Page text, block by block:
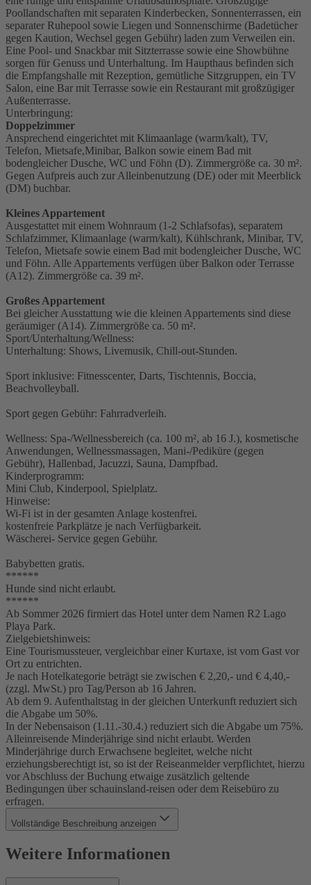
Poollandschaften mit separaten Kinderbecken, Sonnenterrassen, ein
separater Ruhepool sowie Liegen und Sonnenschirme (Badetücher
gegen Kaution, Wechsel gegen Gebühr) laden zum Verweilen ein.
Eine Pool- und Snackbar mit Sitzterrasse sowie eine Showbühne
sorgen für Genuss und Unterhaltung. Im Haupthaus befinden sich
die Empfangshalle mit Rezeption, gemütliche Sitzgruppen, ein TV
Salon, eine Bar mit Terrasse sowie ein Restaurant mit großzügiger
Außenterrasse.
Unterbringung:
Doppelzimmer
Ansprechend eingerichtet mit Klimaanlage (warm/kalt), TV,
Telefon, Mietsafe,Minibar, Balkon sowie einem Bad mit
bodengleicher Dusche, WC und Föhn (D). Zimmergröße ca. 30 m².
Gegen Aufpreis auch zur Alleinbenutzung (DE) oder mit Meerblick
(DM) buchbar.
Kleines Appartement
Ausgestattet mit einem Wohnraum (1-2 Schlafsofas), separatem
Schlafzimmer, Klimaanlage (warm/kalt), Kühlschrank, Minibar, TV,
Telefon, Mietsafe sowie einem Bad mit bodengleicher Dusche, WC
und Föhn. Alle Appartements verfügen über Balkon oder Terrasse
(A12). Zimmergröße ca. 39 m².
Großes Appartement
Bei gleicher Ausstattung wie die kleinen Appartements sind diese
geräumiger (A14). Zimmergröße ca. 50 m².
Sport/Unterhaltung/Wellness:
Unterhaltung: Shows, Livemusik, Chill-out-Stunden.
Sport inklusive: Fitnesscenter, Darts, Tischtennis, Boccia,
Beachvolleyball.
Sport gegen Gebühr: Fahrradverleih.
Wellness: Spa-/Wellnessbereich (ca. 100 m², ab 16 J.), kosmetische
Anwendungen, Wellnessmassagen, Mani-/Pediküre (gegen
Gebühr), Hallenbad, Jacuzzi, Sauna, Dampfbad.
Kinderprogramm:
Mini Club, Kinderpool, Spielplatz.
Hinweise:
Wi-Fi ist in der gesamten Anlage kostenfrei.
kostenfreie Parkplätze je nach Verfügbarkeit.
Wäscherei- Service gegen Gebühr.
Babybetten gratis.
******
Hunde sind nicht erlaubt.
******
Ab Sommer 2026 firmiert das Hotel unter dem Namen R2 Lago
Playa Park.
Zielgebietshinweis:
Eine Tourismussteuer, vergleichbar einer Kurtaxe, ist vom Gast vor
Ort zu entrichten.
Je nach Hotelkategorie beträgt sie zwischen € 2,20,- und € 4,40,-
(zzgl. MwSt.) pro Tag/Person ab 16 Jahren.
Ab dem 9. Aufenthaltstag in der gleichen Unterkunft reduziert sich
die Abgabe um 50%.
In der Nebensaison (1.11.-30.4.) reduziert sich die Abgabe um 75%.
Alleinreisende Minderjährige sind nicht erlaubt. Werden
Minderjährige durch Erwachsene begleitet, welche nicht
erziehungsberechtigt ist, so ist der Reiseanmelder verpflichtet, hierzu
vor Abschluss der Buchung etwaige zusätzlich geltende
Bedingungen über schauinsland-reisen oder dem Reisebüro zu
erfragen.
Vollständige Beschreibung anzeigen
Weitere Informationen